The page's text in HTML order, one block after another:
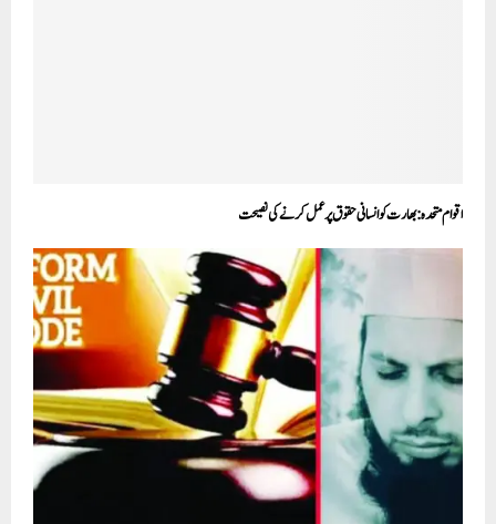
اقوام متحدہ: بھارت کو انسانی حقوق پر عمل کرنے کی نصیحت